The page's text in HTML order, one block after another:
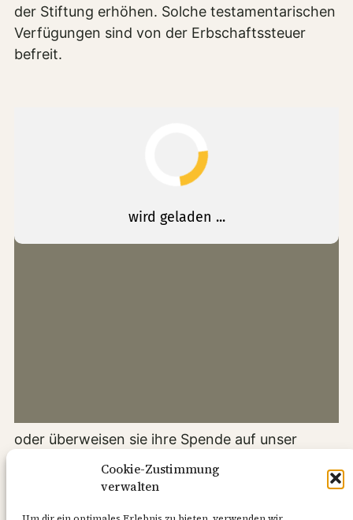
Cookie-Zustimmung
verwalten
der Stiftung erhöhen. Solche testamentarischen
Verfügungen sind von der Erbschaftssteuer
befreit.
oder überweisen sie ihre Spende auf unser
Stiftung Zukunft Kirche in Volksdorf